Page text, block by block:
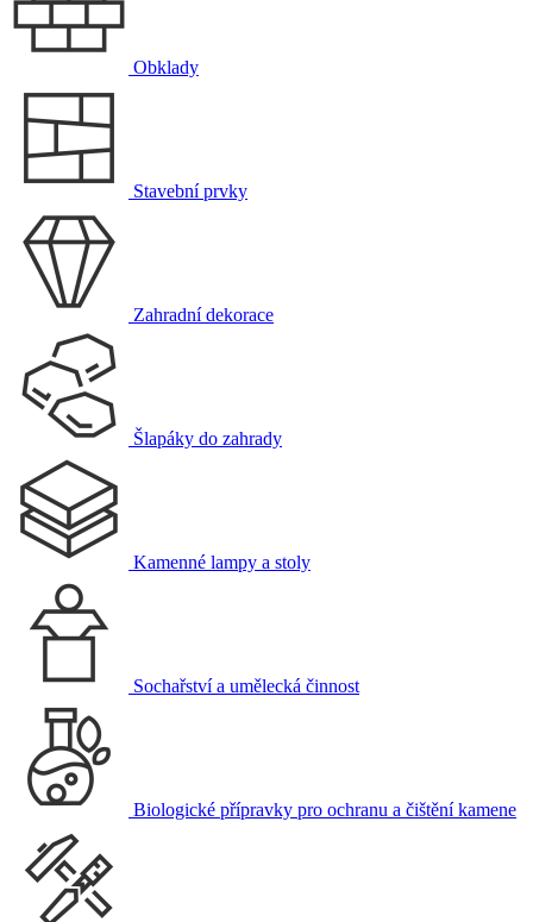
Obklady
Stavební prvky
Zahradní dekorace
Šlapáky do zahrady
Kamenné lampy a stoly
Sochařství a umělecká činnost
Biologické přípravky pro ochranu a čištění kamene